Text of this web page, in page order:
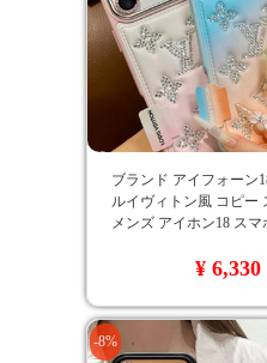
ブランド アイフォーン
ルイヴィトン風 コピー
メンズ アイホン18 スマ
¥ 6,330
-8%